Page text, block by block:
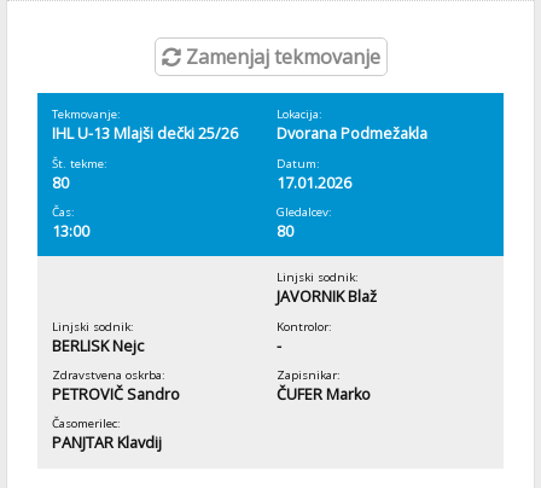
Zamenjaj tekmovanje
Tekmovanje:
IHL U-13 Mlajši dečki 25/26
Lokacija:
Dvorana Podmežakla
Št. tekme:
80
Datum:
17.01.2026
Čas:
13:00
Gledalcev:
80
Linjski sodnik:
JAVORNIK Blaž
Linjski sodnik:
BERLISK Nejc
Kontrolor:
-
Zdravstvena oskrba:
PETROVIČ Sandro
Zapisnikar:
ČUFER Marko
Časomerilec:
PANJTAR Klavdij